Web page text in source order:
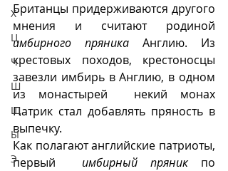
Х
Ц
Ч
Ш
Щ
Ы
Э
Британцы придерживаются другого
имбирного пряника Англию. Из
крестовых походов, крестоносцы
завезли имбирь в Англию, в одном
из монастырей  некий монах
Патрик стал добавлять пряность в
выпечку.
Как полагают английские патриоты,
первый имбирный пряник по